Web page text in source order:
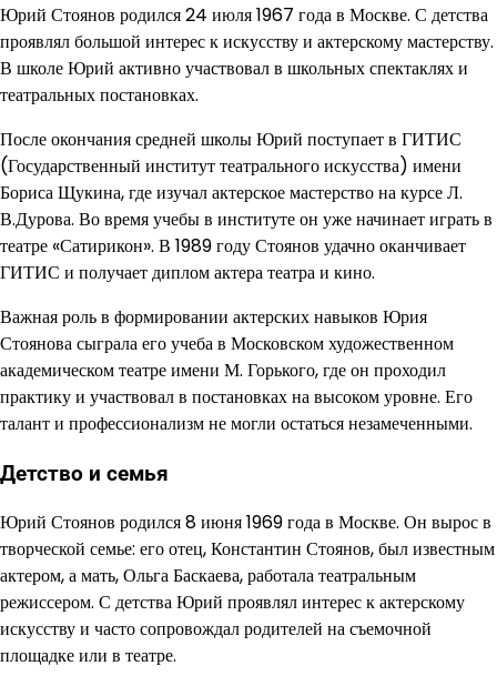
Юрий Стоянов родился 24 июля 1967 года в Москве. С детства
проявлял большой интерес к искусству и актерскому мастерству.
В школе Юрий активно участвовал в школьных спектаклях и
театральных постановках.
После окончания средней школы Юрий поступает в ГИТИС
(Государственный институт театрального искусства) имени
Бориса Щукина, где изучал актерское мастерство на курсе Л.
В.Дурова. Во время учебы в институте он уже начинает играть в
театре «Сатирикон». В 1989 году Стоянов удачно оканчивает
ГИТИС и получает диплом актера театра и кино.
Важная роль в формировании актерских навыков Юрия
Стоянова сыграла его учеба в Московском художественном
академическом театре имени М. Горького, где он проходил
практику и участвовал в постановках на высоком уровне. Его
талант и профессионализм не могли остаться незамеченными.
Детство и семья
Юрий Стоянов родился 8 июня 1969 года в Москве. Он вырос в
творческой семье: его отец, Константин Стоянов, был известным
актером, а мать, Ольга Баскаева, работала театральным
режиссером. С детства Юрий проявлял интерес к актерскому
искусству и часто сопровождал родителей на съемочной
площадке или в театре.